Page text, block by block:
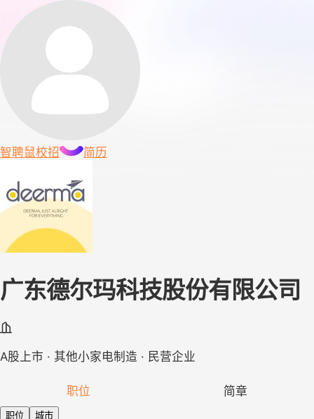
智聘鼠校招 简历
广东德尔玛科技股份有限公司
A股上市 · 其他小家电制造 · 民营企业
职位 简章
职位 城市